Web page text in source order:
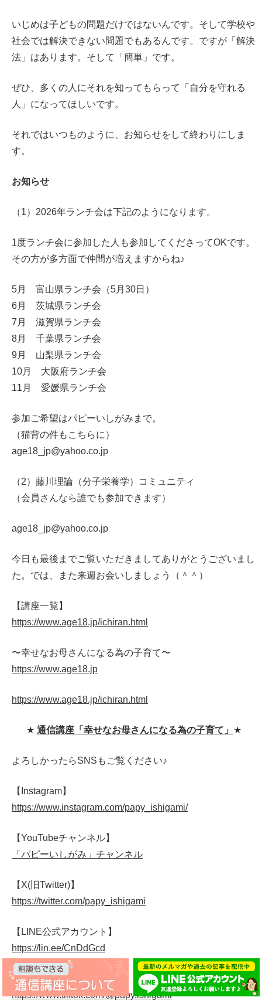
いじめは子どもの問題だけではないんです。そして学校や
社会では解決できない問題でもあるんです。ですが「解決
法」はあります。そして「簡単」です。
ぜひ、多くの人にそれを知ってもらって「自分を守れる
人」になってほしいです。
それではいつものように、お知らせをして終わりにしま
す。
お知らせ
（1）2026年ランチ会は下記のようになります。
1度ランチ会に参加した人も参加してくださってOKです。
その方が多方面で仲間が増えますからね♪
5月 富山県ランチ会（5月30日）
6月 茨城県ランチ会
7月 滋賀県ランチ会
8月 千葉県ランチ会
9月 山梨県ランチ会
10月 大阪府ランチ会
11月 愛媛県ランチ会
参加ご希望はパピーいしがみまで。
（猫背の件もこちらに）
age18_jp@yahoo.co.jp
（2）藤川理論（分子栄養学）コミュニティ
（会員さんなら誰でも参加できます）
age18_jp@yahoo.co.jp
今日も最後までご覧いただきましてありがとうございまし
た。では、また来週お会いしましょう（＾＾）
【講座一覧】
https://www.age18.jp/ichiran.html
〜幸せなお母さんになる為の子育て〜
https://www.age18.jp
https://www.age18.jp/ichiran.html
★ 通信講座「幸せなお母さんになる為の子育て」 ★
よろしかったらSNSもご覧ください♪
【Instagram】
https://www.instagram.com/papy_ishigami/
【YouTubeチャンネル】
「パピーいしがみ」チャンネル
【X(旧Twitter)】
https://twitter.com/papy_ishigami
【LINE公式アカウント】
https://lin.ee/CnDdGcd
【TikTok】
https://www.tiktok.com/@papy.ishigami